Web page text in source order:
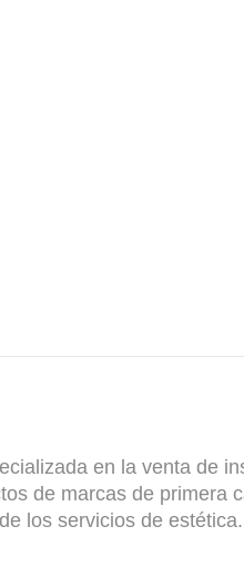
en la venta de
de marcas de primera
los servicios de estética.